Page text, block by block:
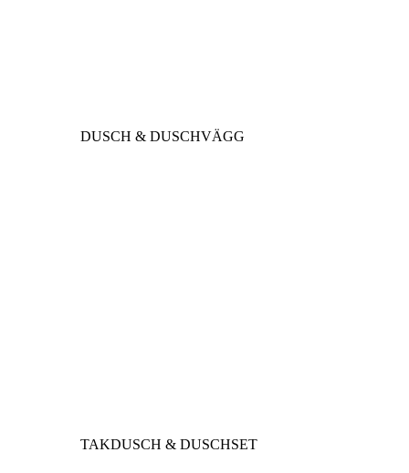
DUSCH & DUSCHVÄGG
TAKDUSCH & DUSCHSET